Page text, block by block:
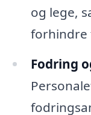
og lege,
forhindre
Fodring